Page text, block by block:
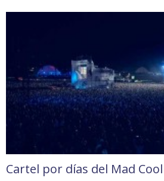
Cartel por días del Mad